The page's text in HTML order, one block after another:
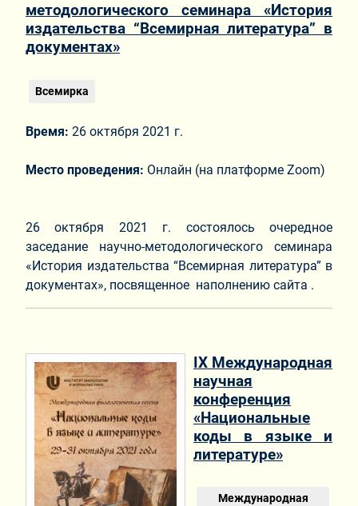
методологического семинара «История
издательства “Всемирная литература” в
документах»
Всемирка
Время: 26 октября 2021 г.
Место проведения: Онлайн (на платформе Zoom)
26 октября 2021 г. состоялось очередное
заседание научно-методологического семинара
«История издательства “Всемирная литература” в
документах», посвященное наполнению сайта .
IX Международная
научная
конференция
«Национальные
коды в языке и
литературе»
Международная